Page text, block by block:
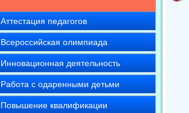
Аттестация педагогов
Всероссийская олимпиада
Инновационная деятельность
Работа с одаренными детьми
Повышение квалификации